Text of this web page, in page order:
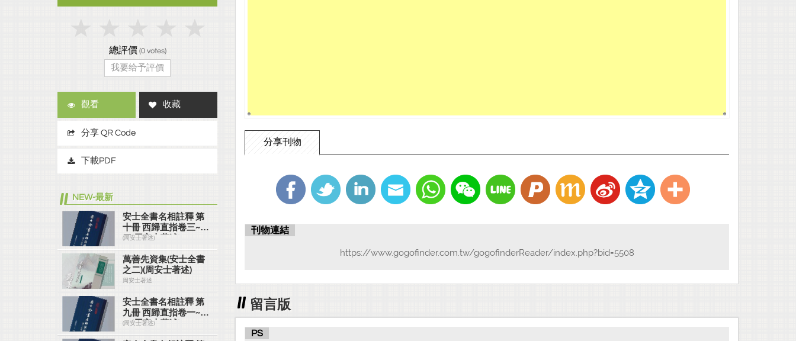
元，諸聖昭垂，決定明誨，因目之為《萬善先資》。是編所在，無量賢聖，
分享刊物
刊物連結
https://www.gogofinder.com.tw/gogofinderReader/index.php?bid=5508
留言版
PS
總評價 (0votes)
我要给予評價
觀看 收藏
分享 QR Code
下載PDF
NEW-最新
安士全書名相註釋 第
十冊 西歸直指卷三~卷
四(周安士著述)
(周安士著述)
萬善先資集(安士全書
之二)(周安士著述)
周安士著述
安士全書名相註釋 第
九冊 西歸直指卷一~卷
二(周安士著述)
(周安士著述)